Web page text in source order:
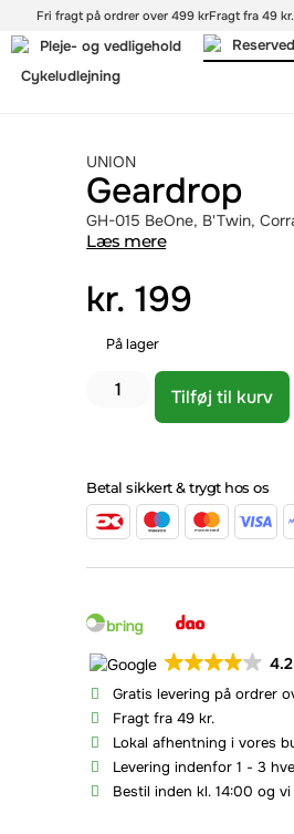
Fri fragt på ordrer over 499 krFragt fra 49 kr.
Pleje- og vedligehold
Cykeludlejning
UNION
Geardrop
GH-015 BeOne, B'Twin,
Læs mere
kr. 199
På lager
Tilføj til kurv
Betal sikkert & trygt hos os
4.2
Gratis levering på ordrer
Fragt fra 49 kr.
Lokal afhentning i vores
Levering indenfor 1 - 3
Bestil inden kl. 14:00 og